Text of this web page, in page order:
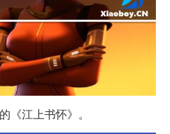
《江上书怀》。